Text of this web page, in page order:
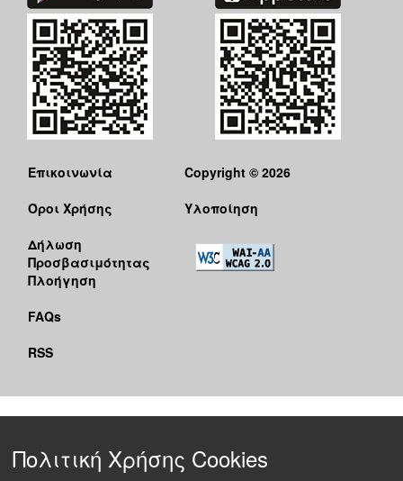
Επικοινωνία
Όροι Χρήσης
Δήλωση
Προσβασιμότητας
Πλοήγηση
FAQs
RSS
Copyright © 2026
Υλοποίηση
Πολιτική Χρήσης Cookies